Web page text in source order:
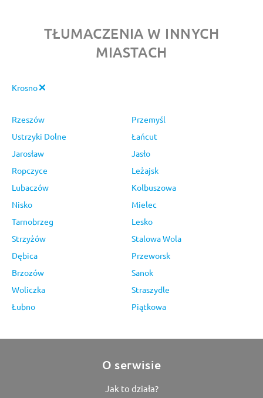
TŁUMACZENIA W INNYCH
MIASTACH
Krosno
Rzeszów
Przemyśl
Ustrzyki Dolne
Łańcut
Jarosław
Jasło
Ropczyce
Leżajsk
Lubaczów
Kolbuszowa
Nisko
Mielec
Tarnobrzeg
Lesko
Strzyżów
Stalowa Wola
Dębica
Przeworsk
Brzozów
Sanok
Woliczka
Straszydle
Łubno
Piątkowa
O serwisie
Jak to działa?